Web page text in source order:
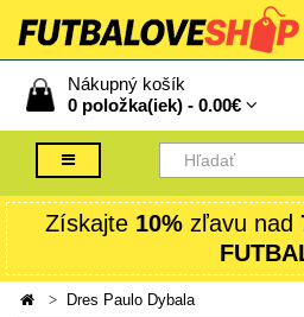
Nákupný košík
0 položka(iek) - 0.00€
Získajte 10% zľavu nad
Dres Paulo Dybala